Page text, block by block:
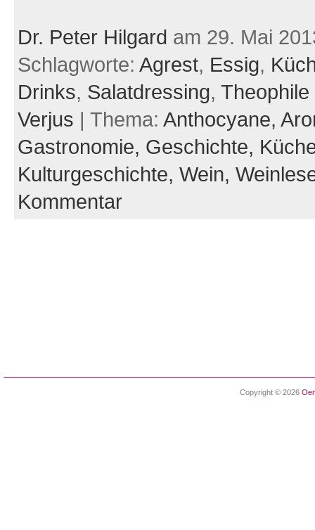
Dr. Peter Hilgard am 29. Mai
Schlagworte: Agrest, Essig,
Drinks, Salatdressing, Theophile
Verjus | Thema: Anthocyane,
Gastronomie, Geschichte,
Kulturgeschichte, Wein,
Kommentar
Copyright © 2026